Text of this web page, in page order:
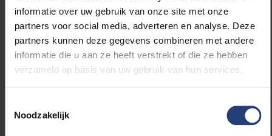
informatie over uw gebruik van onze site met onze
partners voor social media, adverteren en analyse. Deze
partners kunnen deze gegevens combineren met andere
informatie die u aan ze heeft verstrekt of die ze hebben
verzameld op basis van uw gebruik van hun services.
Noodzakelijk
Lees meer over:
Wetenschap en onderzoek
Faculteit Wetenschappen en Bio-